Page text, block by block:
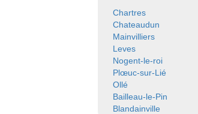
Chartres
Chateaudun
Mainvilliers
Leves
Nogent-le-roi
Plœuc-sur-Lié
Ollé
Bailleau-le-Pin
Blandainville